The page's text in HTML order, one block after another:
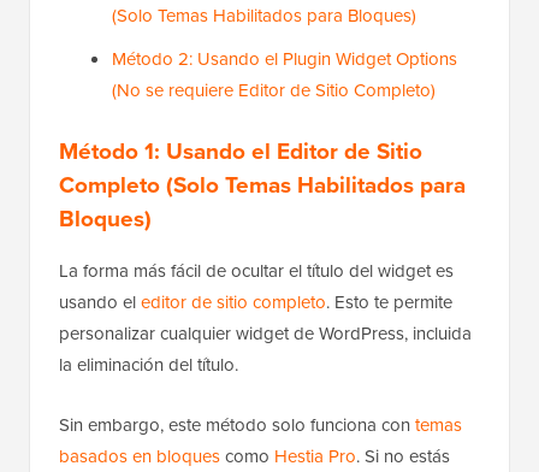
(Solo Temas Habilitados para Bloques)
Método 2: Usando el Plugin Widget Options
(No se requiere Editor de Sitio Completo)
Método 1: Usando el Editor de Sitio
Completo (Solo Temas Habilitados para
Bloques)
La forma más fácil de ocultar el título del widget es
usando eleditor de sitio completo. Esto te permite
personalizar cualquier widget de WordPress, incluida
la eliminación del título.
Sin embargo, este método solo funciona con temas
basados en bloquescomo Hestia Pro. Si no estás